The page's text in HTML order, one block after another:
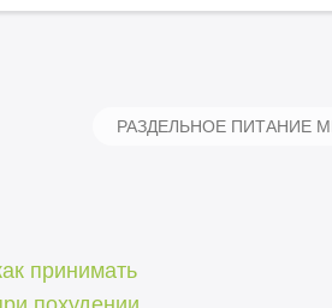
РАЗДЕЛЬНОЕ ПИТАНИЕ
принимать